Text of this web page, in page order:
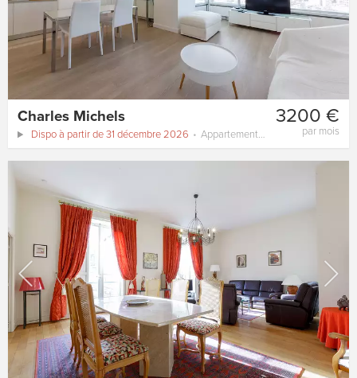
3200 €
par mois
Charles Michels
Dispo à partir de 31 décembre 2026 Appartement